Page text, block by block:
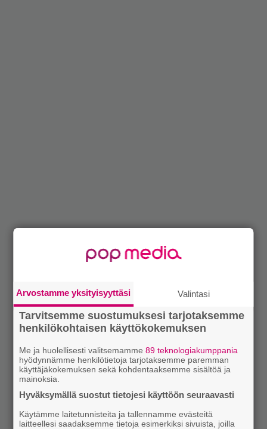
Arvostamme yksityisyyttäsi Valintasi
Tarvitsemme suostumuksesi tarjotaksemme
henkilökohtaisen käyttökokemuksen
Me ja huolellisesti valitsemamme89 teknologiakumppania
hyödynnämme henkilötietoja tarjotaksemme paremman
käyttäjäkokemuksen sekä kohdentaaksemme sisältöä ja
mainoksia.
Hyväksymällä suostut tietojesi käyttöön seuraavasti
Käytämme laitetunnisteita ja tallennamme evästeitä
laitteellesi saadaksemme tietoja esimerkiksi sivuista, joilla